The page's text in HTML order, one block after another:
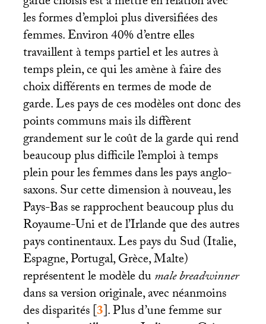
les formes d’emploi plus diversifiées des
femmes. Environ 40% d’entre elles
travaillent à temps partiel et les autres à
temps plein, ce qui les amène à faire des
choix différents en termes de mode de
garde. Les pays de ces modèles ont donc des
points communs mais ils diffèrent
grandement sur le coût de la garde qui rend
beaucoup plus difficile l’emploi à temps
plein pour les femmes dans les pays anglo-
saxons. Sur cette dimension à nouveau, les
Pays-Bas se rapprochent beaucoup plus du
Royaume-Uni et de l’Irlande que des autres
pays continentaux. Les pays du Sud (Italie,
Espagne, Portugal, Grèce, Malte)
représentent le modèle dumale breadwinner
dans sa version originale, avec néanmoins
des disparités[3]. Plus d’une femme sur